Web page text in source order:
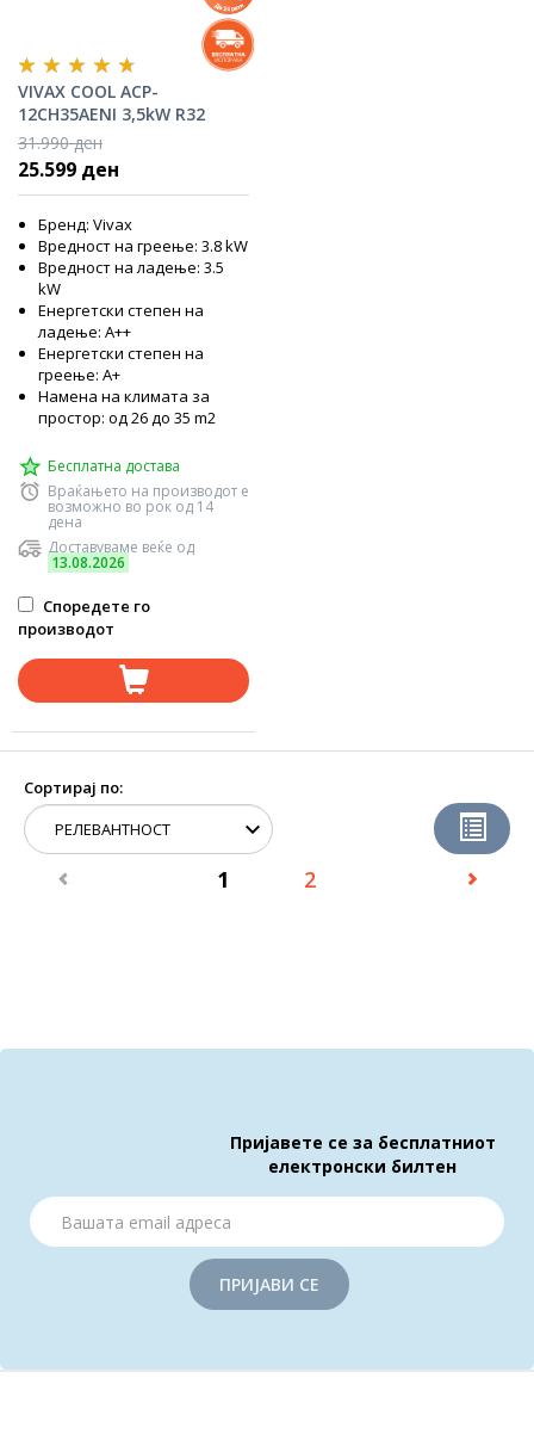
VIVAX COOL ACP-
12CH35AENI 3,5kW R32
инвертер клима уред
31.990 ден
25.599 ден
Бренд: Vivax
Вредност на греење: 3.8 kW
Вредност на ладење: 3.5
kW
Енергетски степен на
ладење: А++
Енергетски степен на
греење: А+
Намена на климата за
простор: од 26 до 35 m2
Бесплатна достава
Враќањето на производот е
возможно во рок од 14
дена
Доставуваме веќе од
13.08.2026
Споредете го
производот
Сортирај по:
1 2
Пријавете се за бесплатниот
електронски билтен
ПРИЈАВИ СЕ